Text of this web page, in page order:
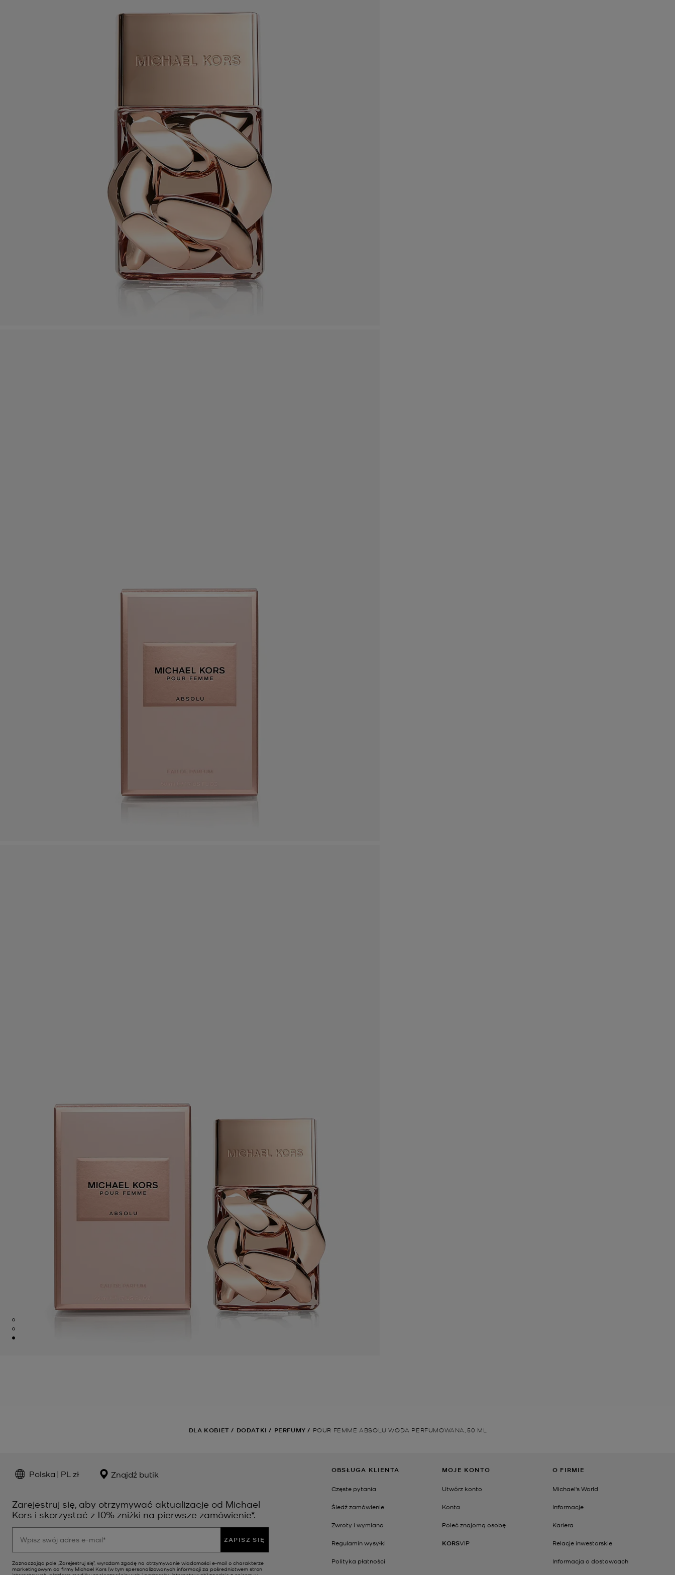
DLA KOBIET / DODATKI / PERFUMY / POUR FEMME ABSOLU WODA PERFUMOWANA, 50 ML
Polska | PL zł Znajdź butik
Zarejestruj się, aby otrzymywać aktualizacje od Michael
Kors i skorzystać z 10% zniżki na pierwsze zamówienie*.
ZAPISZ SIĘ
Zaznaczając pole „Zarejestruj się”, wyrażam zgodę na otrzymywanie wiadomości e-mail o charakterze
marketingowym od firmy Michael Kors (w tym spersonalizowanych informacji za pośrednictwem stron
OBSŁUGA KLIENTA
Częste pytania
Śledź zamówienie
Zwroty i wymiana
Regulamin wysyłki
Polityka płatności
MOJE KONTO
Utwórz konto
Konta
Poleć znajomą osobę
KORSVIP
O FIRMIE
Michael's World
Informacje
Kariera
Relacje inwestorskie
Informacja o dostawcach